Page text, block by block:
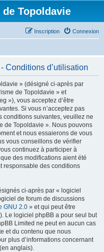
Topoldavie
Connexion
Inscription
Conditions d’utilisation
» (désigné ci-après par
de Topoldavie » et
»), vous acceptez d’être
Si vous n’acceptez pas
conditions suivantes, veuillez ne
de Topoldavie ». Nous pouvons
et nous essaierons de vous
vous conseillons de vérifier
continuez à participer à
des modifications aient été
responsable des conditions
ci-après par « logiciel
de forum de discussions
GNU 2.0 » et qui peut être
Le logiciel phpBB a pour seul but
Limited ne peut en aucun cas
et du contenu que nous
plus d’informations concernant
(en anglais).